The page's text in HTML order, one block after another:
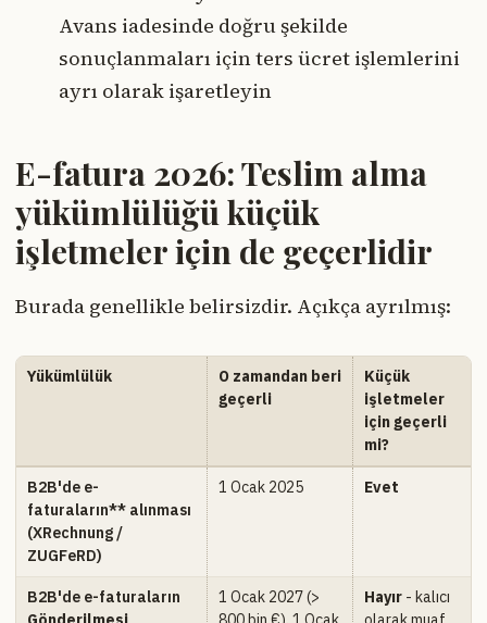
Avans iadesinde doğru şekilde
sonuçlanmaları için ters ücret işlemlerini
ayrı olarak işaretleyin
E-fatura 2026: Teslim alma
yükümlülüğü küçük
işletmeler için de geçerlidir
Burada genellikle belirsizdir. Açıkça ayrılmış:
Yükümlülük
O zamandan beri
geçerli
Küçük
işletmeler
için geçerli
mi?
B2B'de e-
faturaların** alınması
(XRechnung /
ZUGFeRD)
1 Ocak 2025 Evet
B2B'de e-faturaların
1 Ocak 2027 (>
Hayır - kalıcı